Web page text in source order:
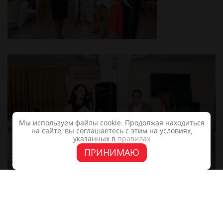
Мы используем файлы cookie. Продолжая находиться
на сайте, вы соглашаетесь с этим на условиях,
указанных в правилах
ПРИНИМАЮ